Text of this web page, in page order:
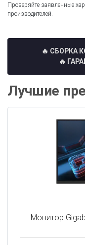
Проверяйте заявленные
производителей.
🔥 СБОРКА
🔥
Лучшие
Монитор